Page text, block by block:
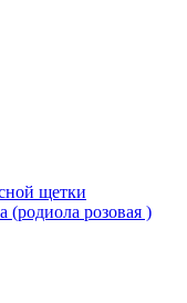
щетки
(родиола розовая )